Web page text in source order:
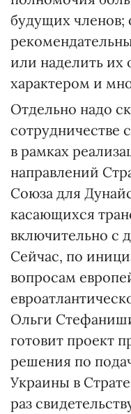
будущих членов;
или наделить их
характером и
Отдельно надо
сотрудничестве
в рамках
направлений
Союза для
касающихся
включительно с
Сейчас, по
вопросам
Ольги
готовит проект
решения по
Украины в
раз